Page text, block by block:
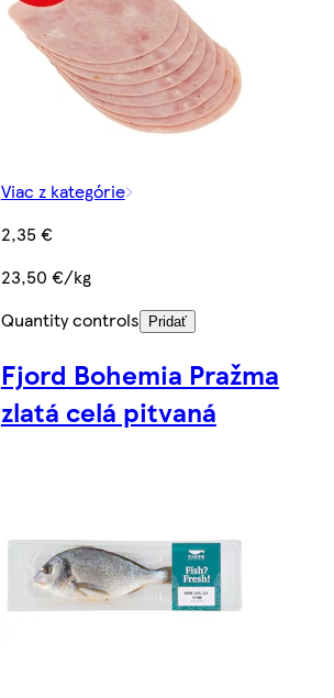
Viac z kategórie
2,35 €
23,50 €/kg
Quantity controls
Pridať
Fjord Bohemia Pražma
zlatá celá pitvaná